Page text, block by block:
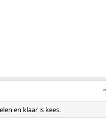
en klaar is kees.